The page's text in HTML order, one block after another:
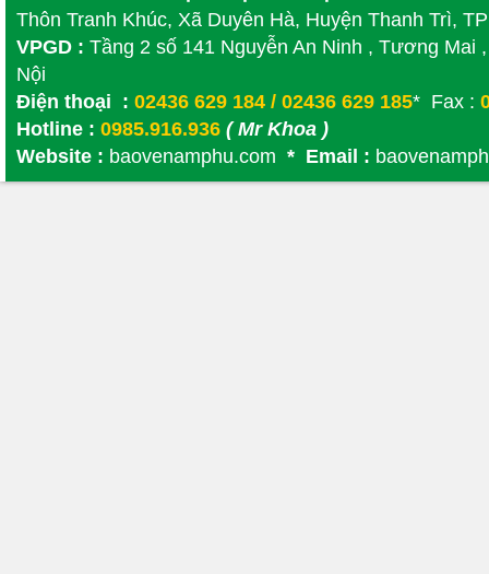
Thôn Tranh Khúc, Xã Duyên Hà, Huyện Thanh Trì,
VPGD : Tầng 2 số 141 Nguyễn An Ninh , Tương Mai
Nội
Điện thoại : 02436 629 184 / 02436 629 185* Fax :
Hotline : 0985.916.936 ( Mr Khoa )
Website : baovenamphu.com * Email :